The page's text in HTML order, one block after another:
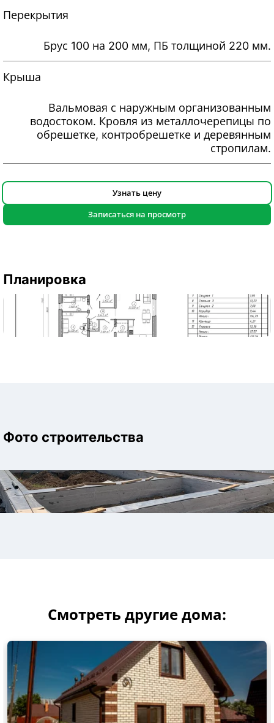
Перекрытия
Брус 100 на 200 мм, ПБ толщиной 220 мм.
Крыша
Вальмовая с наружным организованным
водостоком. Кровля из металлочерепицы по
обрешетке, контробрешетке и деревянным
стропилам.
Узнать цену
Записаться на просмотр
Планировка
Фото строительства
Смотреть другие дома: